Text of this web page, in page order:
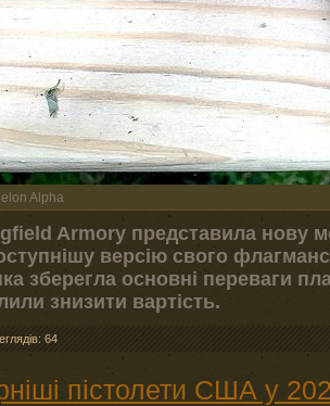
Alpha
Armory представила нову
версію свого
зберегла основні переваги
знизити вартість.
64
пістолети США у